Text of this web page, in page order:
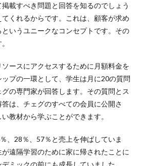
載すべき問題と回答を知るのでしょう
くれるからです。これは、顧客が求め
いうユニークなコンセプトです。その
ースにアクセスするために月額料金を
プの一環として、学生は月に20の質問
の専門家が回答します。その質問とス
は、チェグのすべての会員に公開さ
教材から学ぶことができます。
、28％、57％と売上を伸ばしていま
遠隔学習のために家に帰されたことに
ミックの前にも成長していました。